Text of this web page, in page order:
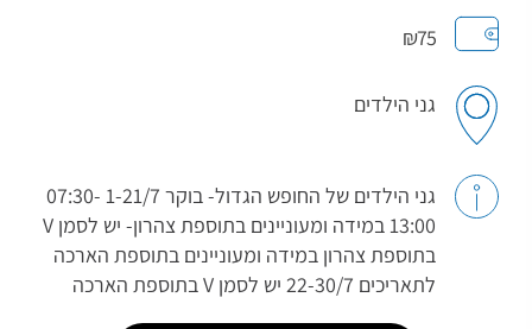
₪75
גני הילדים
גני הילדים של החופש הגדול- בוקר 1-21/7 07:30-
13:00 במידה ומעוניינים בתוספת צהרון- יש לסמן V
בתוספת צהרון במידה ומעוניינים בתוספת הארכה
לתאריכים 22-30/7 יש לסמן V בתוספת הארכה